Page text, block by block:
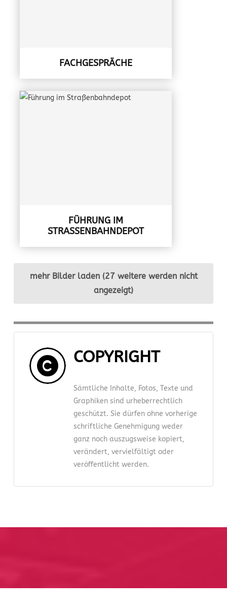
FACHGESPRÄCHE
FÜHRUNG IM
STRASSENBAHNDEPOT
mehr Bilder laden (27 weitere werden nicht
angezeigt)
COPYRIGHT
Sämtliche Inhalte, Fotos, Texte und
Graphiken sind urheberrechtlich
geschützt. Sie dürfen ohne vorherige
schriftliche Genehmigung weder
ganz noch auszugsweise kopiert,
verändert, vervielfältigt oder
veröffentlicht werden.